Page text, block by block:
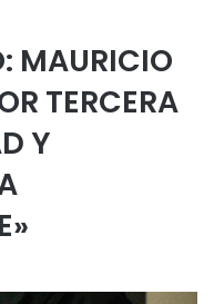
MAURICIO
TERCERA
Y